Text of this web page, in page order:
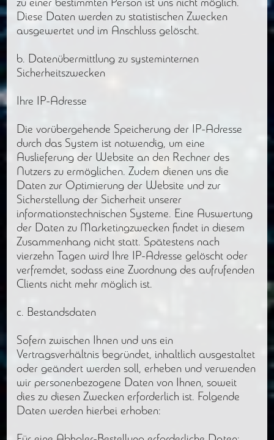
zu einer bestimmten Person ist uns nicht möglich.
Diese Daten werden zu statistischen Zwecken
ausgewertet und im Anschluss gelöscht.
b. Datenübermittlung zu systeminternen
Sicherheitszwecken
Ihre IP-Adresse
Die vorübergehende Speicherung der IP-Adresse
durch das System ist notwendig, um eine
Auslieferung der Website an den Rechner des
Nutzers zu ermöglichen. Zudem dienen uns die
Daten zur Optimierung der Website und zur
Sicherstellung der Sicherheit unserer
informationstechnischen Systeme. Eine Auswertung
der Daten zu Marketingzwecken findet in diesem
Zusammenhang nicht statt. Spätestens nach
vierzehn Tagen wird Ihre IP-Adresse gelöscht oder
verfremdet, sodass eine Zuordnung des aufrufenden
Clients nicht mehr möglich ist.
c. Bestandsdaten
Sofern zwischen Ihnen und uns ein
Vertragsverhältnis begründet, inhaltlich ausgestaltet
oder geändert werden soll, erheben und verwenden
wir personenbezogene Daten von Ihnen, soweit
dies zu diesen Zwecken erforderlich ist. Folgende
Daten werden hierbei erhoben: